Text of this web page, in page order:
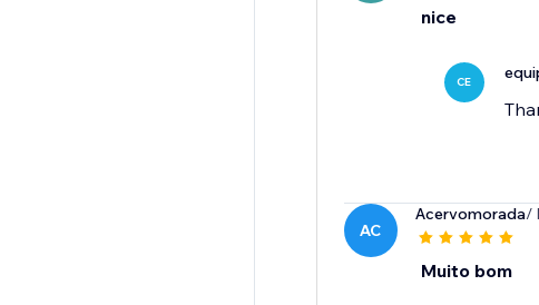
nice
CE
AC
Acervomorada/
Muito bom